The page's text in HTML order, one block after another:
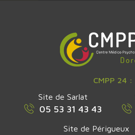
CMPP 24 :
Site de Sarlat
05 53 31 43 43
Site de Périgueux